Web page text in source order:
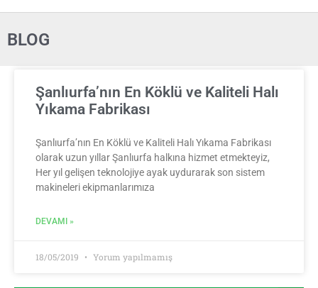
BLOG
Şanlıurfa’nın En Köklü ve Kaliteli Halı
Yıkama Fabrikası
Şanlıurfa’nın En Köklü ve Kaliteli Halı Yıkama Fabrikası
olarak uzun yıllar Şanlıurfa halkına hizmet etmekteyiz,
Her yıl gelişen teknolojiye ayak uydurarak son sistem
makineleri ekipmanlarımıza
DEVAMI »
18/05/2019 Yorum yapılmamış